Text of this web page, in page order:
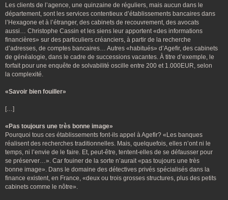
Les clients de l’agence, une quinzaine de réguliers, mais aucun dans le
département, sont les services contentieux d’établissements bancaires dans
l’Hexagone et à l’étranger, des cabinets de recouvrement, des avocats
aussi… Christophe Cassin et les siens leur apportent «des informations
financières» sur des particuliers créanciers, à partir de la recherche
d’adresses, de comptes bancaires… Autres «habitués» d’Agefir, des cabinets
de généalogie, dans le cadre de successions vacantes. À titre d’exemple, le
forfait pour une enquête de solvabilité oscille entre 200 et 1.000EUR, selon
la complexité.
«Savoir bien fouiller»
[…]
«Pas toujours une très bonne image»
Pourquoi tous ces établissements font-ils appel à Agefir? «Les banques
réalisent des recherches traditionnelles. Mais, quelquefois, elles n’ont ni le
temps, ni l’envie de le faire. Et, peut-être, tentent-elles de se défausser pour
se préserver…». Car fouiner de la sorte n’aurait «pas toujours une très
bonne image». Dans le domaine des détectives privés spécialisés dans la
finance existent, en France, «deux ou trois grosses structures, plus des petits
cabinets comme le nôtre».